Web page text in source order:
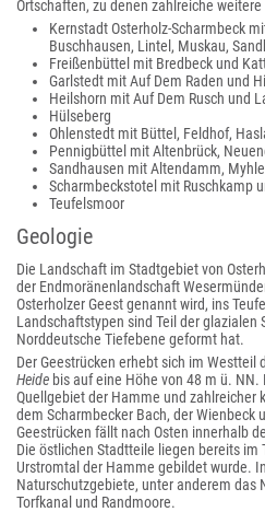
Ortschaften, zu denen zahlreiche
Kernstadt Osterholz-Scharmbeck
Buschhausen, Lintel, Muskau,
Freißenbüttel mit Bredbeck und
Garlstedt mit Auf Dem Raden und
Heilshorn mit Auf Dem Rusch und
Hülseberg
Ohlenstedt mit Büttel, Feldhof,
Pennigbüttel mit Altenbrück,
Sandhausen mit Altendamm,
Scharmbeckstotel mit Ruschkamp
Teufelsmoor
Geologie
Die Landschaft im Stadtgebiet von
der Endmoränenlandschaft
Osterholzer Geest genannt wird, ins
Landschaftstypen sind Teil der glazialen
Norddeutsche Tiefebene geformt hat.
Der Geestrücken erhebt sich im Westteil
Heide bis auf eine Höhe von 48 m ü. NN.
Quellgebiet der Hamme und zahlreicher
dem Scharmbecker Bach, der Wienbeck
Geestrücken fällt nach Osten innerhalb
Die östlichen Stadtteile liegen bereits im
Urstromtal der Hamme gebildet wurde.
Naturschutzgebiete, unter anderem das
Torfkanal und Randmoore.